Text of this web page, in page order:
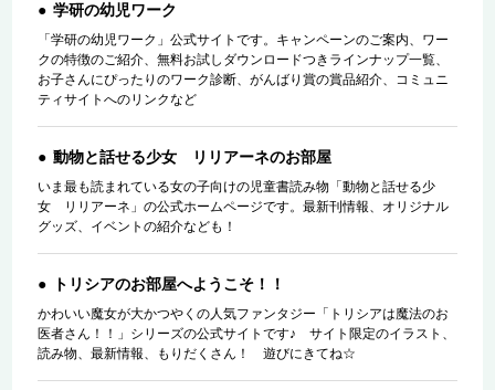
学研の幼児ワーク
「学研の幼児ワーク」公式サイトです。キャンペーンのご案内、ワー
クの特徴のご紹介、無料お試しダウンロードつきラインナップ一覧、
お子さんにぴったりのワーク診断、がんばり賞の賞品紹介、コミュニ
ティサイトへのリンクなど
動物と話せる少女 リリアーネのお部屋
いま最も読まれている女の子向けの児童書読み物「動物と話せる少
女 リリアーネ」の公式ホームページです。最新刊情報、オリジナル
グッズ、イベントの紹介なども！
トリシアのお部屋へようこそ！！
かわいい魔女が大かつやくの人気ファンタジー「トリシアは魔法のお
医者さん！！」シリーズの公式サイトです♪ サイト限定のイラスト、
読み物、最新情報、もりだくさん！ 遊びにきてね☆